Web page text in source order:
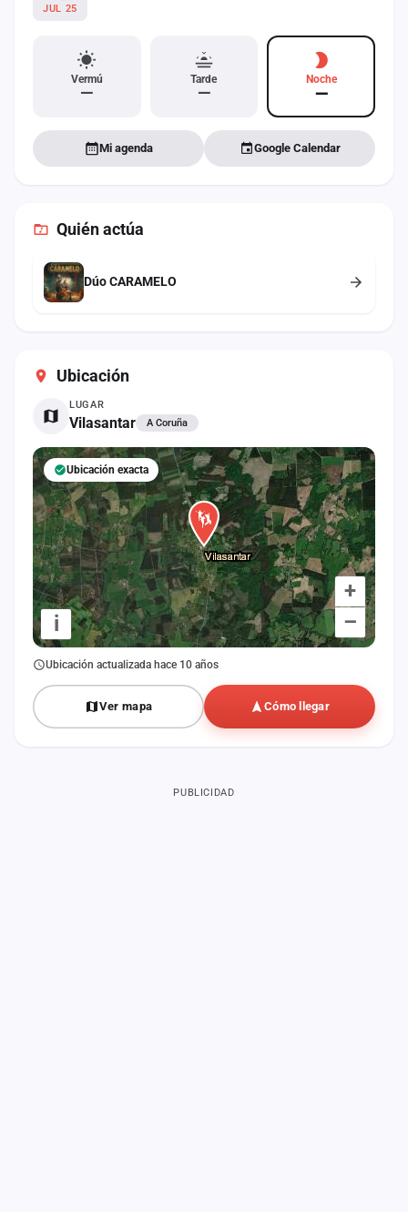
Ubicación
LUGAR
Vilasantar A Coruña
+
–
i
Ubicación exacta
Ubicación actualizada hace 10 años
Ver mapa Cómo llegar
JUL 25
Vermú
—
Tarde
—
Noche
—
Mi agenda Google Calendar
Quién actúa
Dúo CARAMELO
PUBLICIDAD